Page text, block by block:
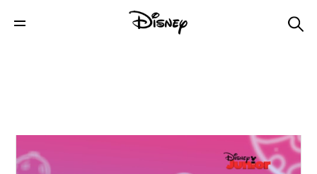
🎶 Os Nivis | Nivis — Amigos de Outro
Mundo